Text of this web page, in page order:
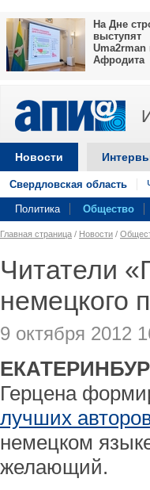
На Дне
выступят
Uma2rman
Афродита
Новости
Свердловская область
Политика Общество
Главная страница / Новости /
Читатели
немецкого
9 октября 2012
Герцена
лучших
немецком
желающий.